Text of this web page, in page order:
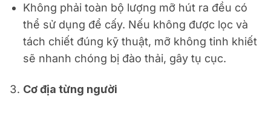
Không phải toàn bộ lượng mỡ hút ra đều có
thể sử dụng để cấy. Nếu không được lọc và
tách chiết đúng kỹ thuật, mỡ không tinh khiết
sẽ nhanh chóng bị đào thải, gây tụ cục.
Cơ địa từng người